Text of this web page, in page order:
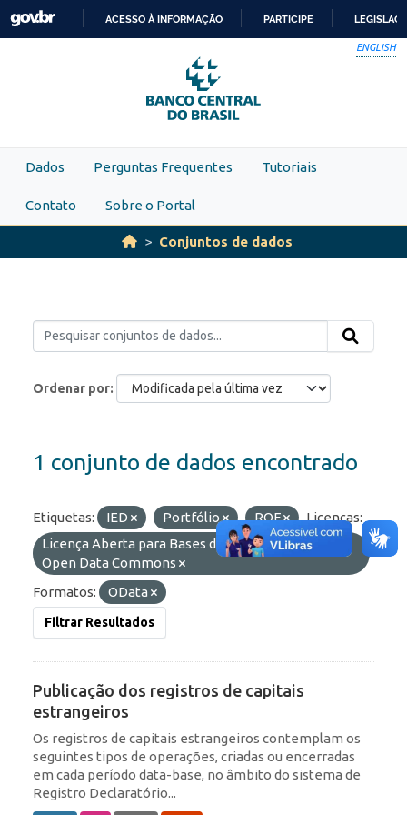
Skip to main content
PARA
O
CONTEÚDO
ACESSO À INFORMAÇÃO PARTICIPE
ENGLISH
Dados Perguntas Frequentes Tutoriais
Contato Sobre o Portal
Conjuntos de dados
Ordenar por
1 conjunto de dados encontrado
Etiquetas: IED Portfólio ROF
Licenças:
Licença Aberta para Bases de Dados (ODbL) do
Open Data Commons
Formatos:
OData
Filtrar Resultados
Publicação dos registros de capitais
estrangeiros
Os registros de capitais estrangeiros contemplam os
seguintes tipos de operações, criadas ou encerradas
em cada período data-base, no âmbito do sistema de
Registro Declaratório...